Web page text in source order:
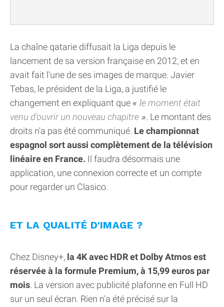
La chaîne qatarie diffusait la Liga depuis le
lancement de sa version française en 2012, et en
avait fait l'une de ses images de marque. Javier
Tebas, le président de la Liga, a justifié le
changement en expliquant que
le moment était
venu d'ouvrir un nouveau chapitre
. Le montant des
droits n'a pas été communiqué. Le championnat
espagnol sort aussi complètement de la télévision
linéaire en France. Il faudra désormais une
application, une connexion correcte et un compte
pour regarder un Clasico.
ET LA QUALITÉ D'IMAGE ?
Chez Disney+, la 4K avec HDR et Dolby Atmos est
réservée à la formule Premium, à 15,99 euros par
mois. La version avec publicité plafonne en Full HD
sur un seul écran. Rien n'a été précisé sur la